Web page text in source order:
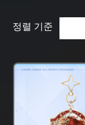
정렬 기준